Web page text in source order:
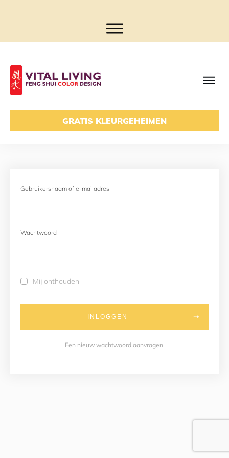
GRATIS KLEURGEHEIMEN
Gebruikersnaam of e-mailadres
Wachtwoord
Mij onthouden
INLOGGEN
Een nieuw wachtwoord aanvragen